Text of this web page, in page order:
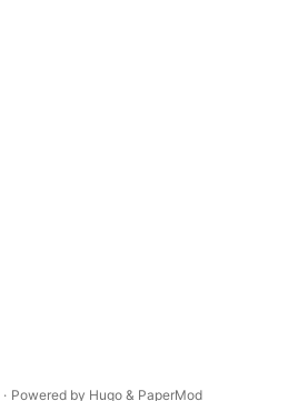
· Powered by Hugo& PaperMod